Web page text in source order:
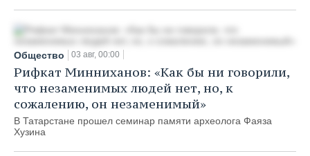
Общество 03 авг, 00:00
Рифкат Минниханов: «Как бы ни говорили,
что незаменимых людей нет, но, к
сожалению, он незаменимый»
В Татарстане прошел семинар памяти археолога Фаяза
Хузина